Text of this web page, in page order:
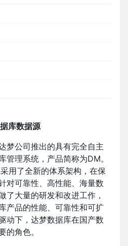
中央认证服务）的支持，企
来实现企业内部系统的单点
库数据源
梦公司推出的具有完全自主
管理系统，产品简称为DM。
用了全新的体系架构，在保
对可靠性、高性能、海量数
了大量的研发和改进工作，
产品的性能、可靠性和可扩
动下，达梦数据库在国产数
的角色。